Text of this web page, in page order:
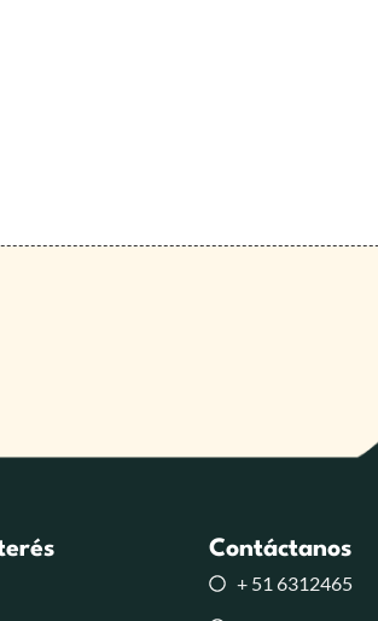
Contáctanos
+ 51 6312465